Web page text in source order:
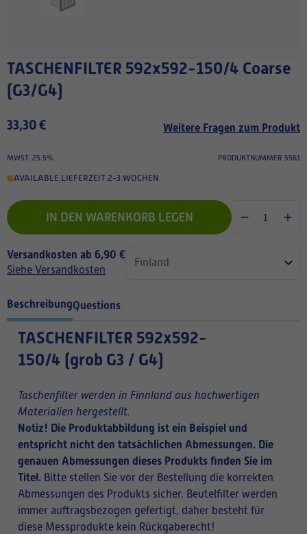
TASCHENFILTER 592x592-150/4 Coarse
(G3/G4)
33,30 € Weitere Fragen zum Produkt
MWST. 25.5% PRODUKTNUMMER 5561
AVAILABLE,LIEFERZEIT 2-3 WOCHEN
IN DEN WARENKORB LEGEN
Versandkosten ab 6,90 €
Siehe Versandkosten
BeschreibungQuestions
TASCHENFILTER 592x592-
150/4 (grob G3 / G4)
Taschenfilter werden in Finnland aus hochwertigen
Materialien hergestellt.
Notiz! Die Produktabbildung ist ein Beispiel und
entspricht nicht den tatsächlichen Abmessungen. Die
genauen Abmessungen dieses Produkts finden Sie im
Titel. Bitte stellen Sie vor der Bestellung die korrekten
Abmessungen des Produkts sicher. Beutelfilter werden
immer auftragsbezogen gefertigt, daher besteht für
diese Messprodukte kein Rückgaberecht!